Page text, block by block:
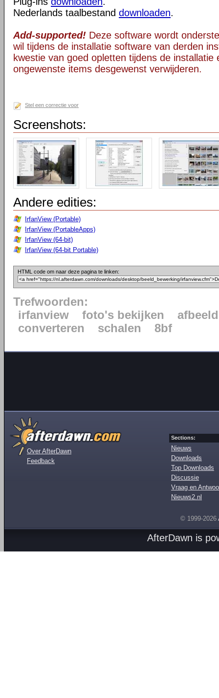
Nederlands taalbestand downloaden.
Add-supported! Deze software wordt
wil tijdens de installatie software van derden
kwestie van goed opletten tijdens de installatie
ongewenste items desgewenst verwijderen.
Stel een correctie voor
Screenshots:
Andere edities:
IrfanView (Portable)
IrfanView (PortableApps)
IrfanView (64-bit)
IrfanView (64-bit Portable)
HTML code om naar deze pagina te linken:
Trefwoorden:
irfanview
foto's bekijken
converteren
schalen 8bf
Over AfterDawn
Feedback
Sections:
Nieuws
Downloads
Top Downloads
Discussie
Vraag en
Nieuws2.nl
© 1999-2026
AfterDawn is